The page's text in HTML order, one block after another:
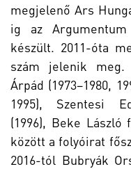
megjelenő Ars
ig az Argumentum
készült. 2011-óta
szám jelenik meg.
Árpád (1973–1980,
1995), Szentesi
(1996), Beke László
között a folyóirat
2016-tól Bubryák